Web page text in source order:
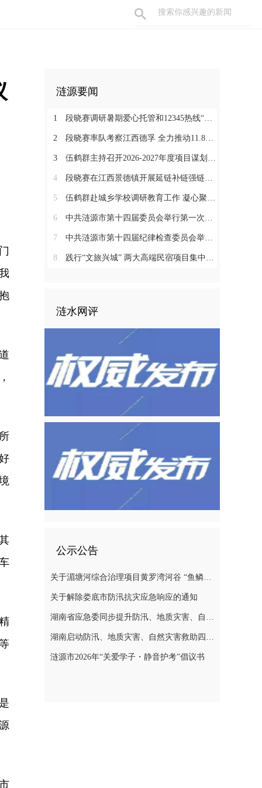
涟源要闻
1 段晓赛调研暑期爱心托管和12345热线“领导接听日”工作：在办好民生实事中打通基层治理“最后一米”
2 段晓赛率队考察江西德孚 全力推动11.8亿元循环经济项目提速增效
3 伍鹤群主持召开2026-2027年度项目谋划调度会
4 段晓赛在江西景德镇开展延链补链强链招商 围绕“三电一钛”精准发力
5 伍鹤群赴城乡学校调研教育工作 凝心聚力推动涟源教育高质量发展
6 中共涟源市第十四届委员会举行第一次全体会议 段晓赛当选市委书记 伍鹤群周杨当选市委副书记
7 中共涟源市第十四届纪律检查委员会举行第一次全体会议
8 践行“文旅兴城” 两大高端民宿项目集中签约开工 全力打造“湖湘地区文旅康养名城”
涟水网评
公示公告
关于湄塘河综合治理项目黄罗湾河谷 “鱼鳞坝”区域不对外开放的公告
关于解除娄底市防汛抗灾应急响应的通知
湖南省应急委同步提升防汛、地质灾害、自然灾害救助应急响应至三级
湖南启动防汛、地质灾害、自然灾害救助四级应急响应
涟源市2026年“关爱学子・静音护考”倡议书